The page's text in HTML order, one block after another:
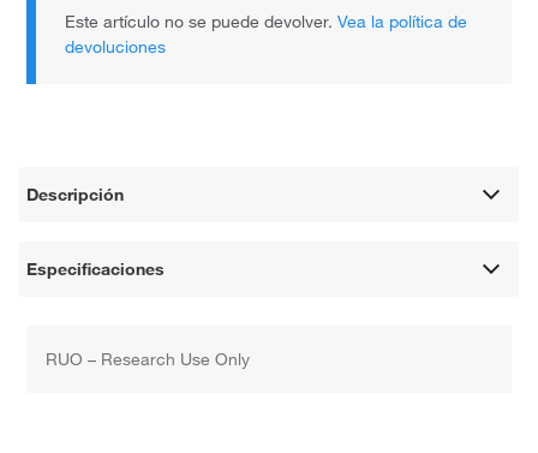
Este artículo no se puede devolver.Vea la política de
devoluciones
Descripción
Especificaciones
RUO – Research Use Only